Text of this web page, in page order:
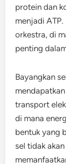
protein dan
menjadi
orkestra, di
penting
Bayangkan
transport
di mana
bentuk yang
sel tidak